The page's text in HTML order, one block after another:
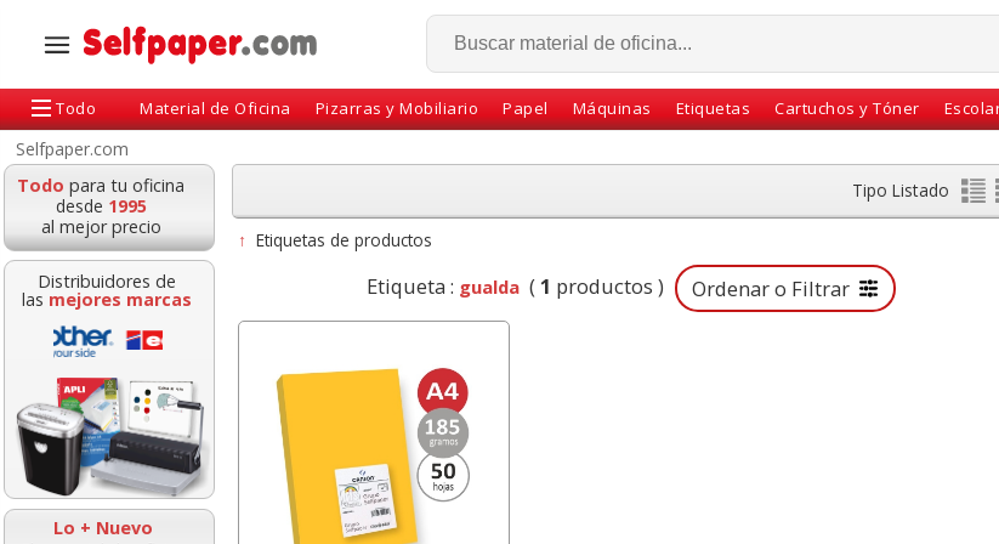
Todo Material de Oficina Pizarras y Mobiliario Papel Máquinas Etiquetas Cartuchos y Tóner
Selfpaper.com
Todo para tu oficina
desde 1995
al mejor precio
Distribuidores de
las mejores marcas
Lo + Nuevo
Tipo Listado
↑Etiquetas de productos
Etiqueta : gualda (1 productos ) Ordenar o Filtrar
Luz emergencia coche
V16 Homologada DGT
3.0 Groovy
soporte para elevar
ordenador portatil
Fellowes Office-suite